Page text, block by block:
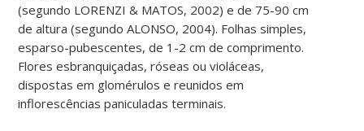
(segundo LORENZI & MATOS, 2002) e de 75-90 cm
de altura (segundo ALONSO, 2004). Folhas simples,
esparso-pubescentes, de 1-2 cm de comprimento.
Flores esbranquiçadas, róseas ou violáceas,
dispostas em glomérulos e reunidos em
inflorescências paniculadas terminais.